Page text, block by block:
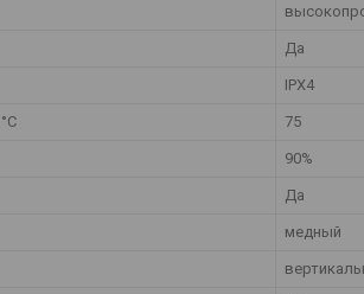
Да
IPX4
75
90%
Да
медный